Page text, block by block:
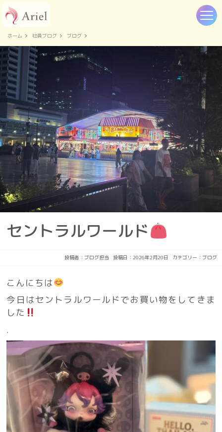
ホーム 社員ブログ ブログ
セントラルワールド
投稿者： ブログ担当 投稿日：2026年2月20日 カテゴリー： ブログ
こんにちは
今日はセントラルワールドでお買い物をしてきま
した
.